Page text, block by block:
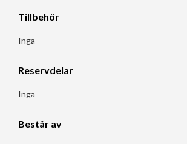
Tillbehör
Inga
Reservdelar
Inga
Består av